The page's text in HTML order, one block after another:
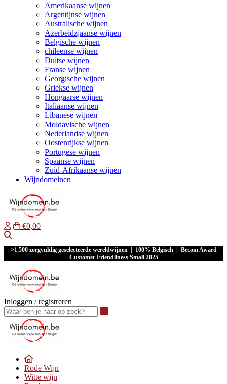
Amerikaanse wijnen
Argentijnse wijnen
Australische wijnen
Azerbeidzjaanse wijnen
Belgische wijnen
chileense wijnen
Duitse wijnen
Franse wijnen
Georgische wijnen
Griekse wijnen
Hongaarse wijnen
Italiaanse wijnen
Libanese wijnen
Moldavische wijnen
Nederlandse wijnen
Oostenrijkse wijnen
Portugese wijnen
Spaanse wijnen
Zuid-Afrikaanse wijnen
Wijndomeinen
€0,00
>1.500 zorgvuldig geselecteerde wereldwijnen | 100% Belgisch | Becom Award
Customer Friendliness Small 2025
Inloggen /registreren
Rode Wijn
Witte wijn